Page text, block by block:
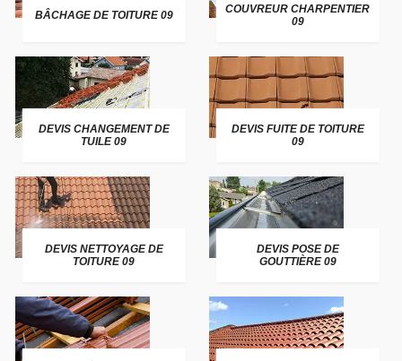
BÂCHAGE DE TOITURE 09
COUVREUR CHARPENTIER
09
DEVIS CHANGEMENT DE
TUILE 09
DEVIS FUITE DE TOITURE
09
DEVIS NETTOYAGE DE
TOITURE 09
DEVIS POSE DE
GOUTTIÈRE 09